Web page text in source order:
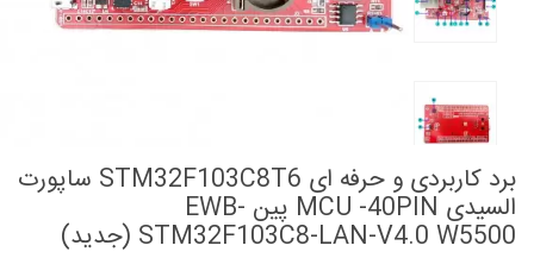
برد کاربردی و حرفه ای STM32F103C8T6 ساپورت
السیدی MCU -40PIN پین EWB-
STM32F103C8-LAN-V4.0 W5500 (جدید)